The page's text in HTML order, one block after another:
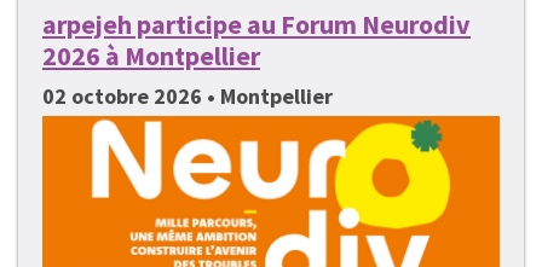
arpejeh participe au Forum Neurodiv
2026 à Montpellier
02 octobre 2026 • Montpellier